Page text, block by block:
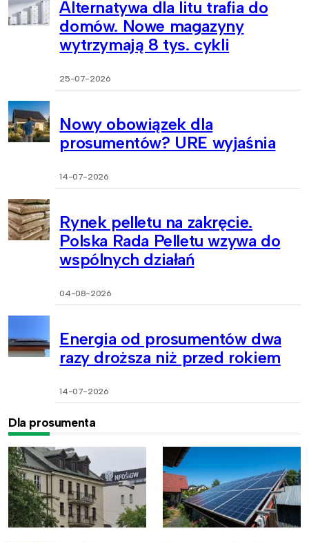
Alternatywa dla litu trafia do
domów. Nowe magazyny
wytrzymają 8 tys. cykli
25-07-2026
Nowy obowiązek dla
prosumentów? URE wyjaśnia
14-07-2026
Rynek pelletu na zakręcie.
Polska Rada Pelletu wzywa do
wspólnych działań
04-08-2026
Energia od prosumentów dwa
razy droższa niż przed rokiem
14-07-2026
Dla prosumenta